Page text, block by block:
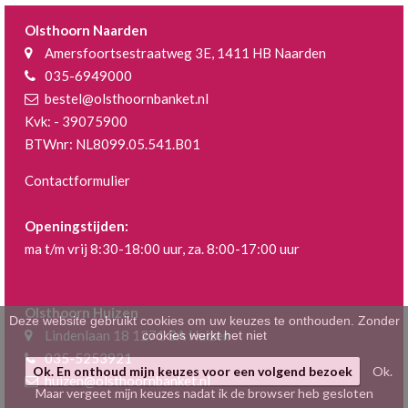
Klein gebak
Hartig
Zoet
Bonbons / Chocolade
Dieet/allergie
Werken bij >
Olsthoorn Naarden
Amersfoortsestraatweg 3E, 1411 HB Naarden
035-6949000
bestel@olsthoornbanket.nl
Kvk: - 39075900
BTWnr: NL8099.05.541.B01
Contactformulier
Openingstijden:
ma t/m vrij 8:30-18:00 uur, za. 8:00-17:00 uur
Olsthoorn Huizen
Lindenlaan 18 1271 BA Huizen
035-5253921
huizen@olsthoornbanket.nl
Deze website gebruikt cookies om uw keuzes te onthouden. Zonder
cookies werkt het niet
Ok. En onthoud mijn keuzes voor een volgend bezoek
Ok.
Maar vergeet mijn keuzes nadat ik de browser heb gesloten